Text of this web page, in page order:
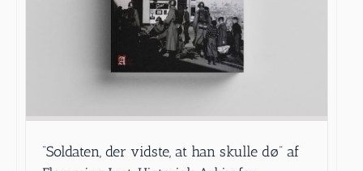
”Soldaten, der vidste, at han skulle dø” af